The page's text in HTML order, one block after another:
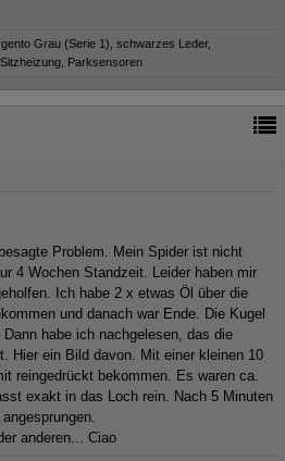
angesehen
Grau (Serie 1), schwarzes Leder,
Parksensoren
Problem. Mein Spider ist nicht
4 Wochen Standzeit. Leider haben mir
Ich habe 2 x etwas Öl über die
und danach war Ende. Die Kugel
habe ich nachgelesen, das die
Hier ein Bild davon. Mit einer kleinen 10
reingedrückt bekommen. Es waren ca.
exakt in das Loch rein. Nach 5 Minuten
anderen... Ciao